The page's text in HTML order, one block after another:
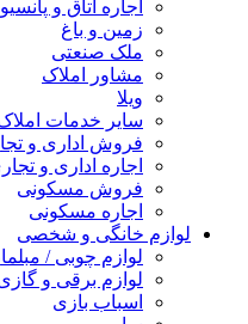
اجاره اتاق و
زمین و باغ
ملک صنعتی
مشاور املاک
ویلا
سایر خدمات
فروش اداری و
اجاره اداری و
فروش مسکونی
اجاره مسکونی
لوازم خانگی و شخصی
لوازم چوبی /
لوازم برقی و
اسباب بازی